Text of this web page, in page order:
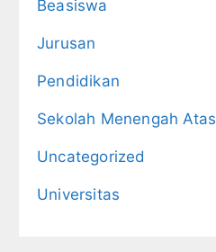
Beasiswa
Jurusan
Pendidikan
Sekolah Menengah Atas
Uncategorized
Universitas